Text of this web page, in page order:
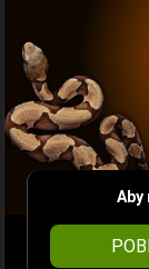
Aby